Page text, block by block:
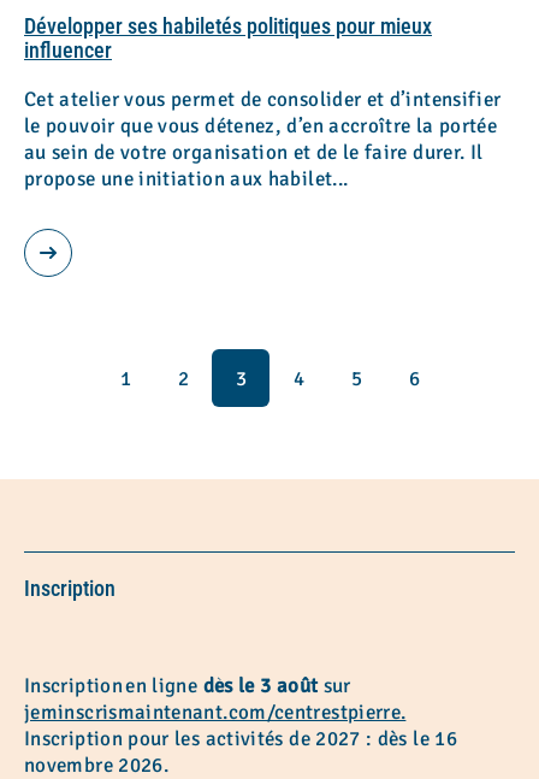
Développer ses habiletés politiques pour mieux
influencer
Cet atelier vous permet de consolider et d’intensifier
le pouvoir que vous détenez, d’en accroître la portée
au sein de votre organisation et de le faire durer. Il
propose une initiation aux habilet...
1 2 3 4 5 6
Inscription
Inscription en ligne dès le 3 aoûtsur
jeminscrismaintenant.com/centrestpierre.
Inscription pour les activités de 2027 : dès le 16
novembre 2026.